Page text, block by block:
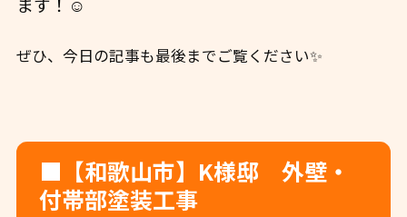
ぜひ、今日の記事も最後までご覧ください✨
■【和歌山市】K様邸 外壁・
付帯部塗装工事